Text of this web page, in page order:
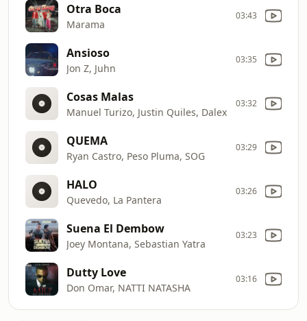
Otra Boca
Marama
03:43
Ansioso
Jon Z, Juhn
03:35
Cosas Malas
Manuel Turizo, Justin Quiles, Dalex
03:32
QUEMA
Ryan Castro, Peso Pluma, SOG
03:29
HALO
Quevedo, La Pantera
03:26
Suena El Dembow
Joey Montana, Sebastian Yatra
03:23
Dutty Love
Don Omar, NATTI NATASHA
03:16